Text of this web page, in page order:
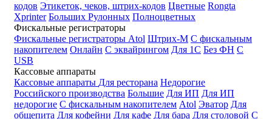
кодов Этикеток, чеков, штрих-кодов Цветные Rongta
Xprinter Больших Рулонных Полноцветных
Фискальные регистраторы
Фискальные регистраторы Atol Штрих-М С фискальным
накопителем Онлайн С эквайрингом Для 1С Без ФН С
USB
Кассовые аппараты
Кассовые аппараты Для ресторана Недорогие
Российского производства Большие Для ИП Для ИП
недорогие С фискальным накопителем Atol Эватор Для
общепита Для кофейни Для кафе Для бара Для столовой С